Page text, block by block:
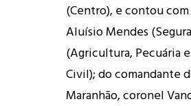
(Centro), e contou
Aluísio Mendes
(Agricultura, Pecuária
Civil); do comandante
Maranhão, coronel